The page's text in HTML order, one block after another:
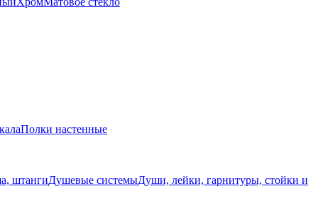
Полки настенные
штангиДушевые системыДуши, лейки, гарнитуры, стойки и